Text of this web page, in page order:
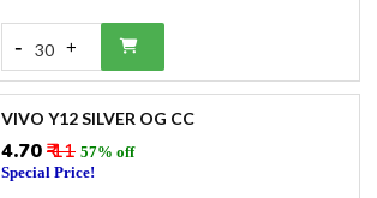
- 30 +
VIVO Y12 SILVER OG CC
₹4.70₹ 11 57% off
Special Price!